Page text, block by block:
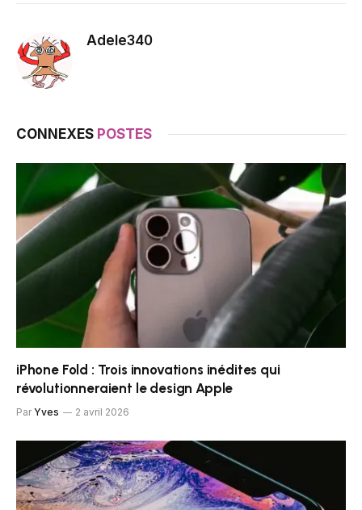
Adele340
CONNEXES POSTES
iPhone Fold : Trois innovations inédites qui
révolutionneraient le design Apple
Par Yves 2 avril 2026